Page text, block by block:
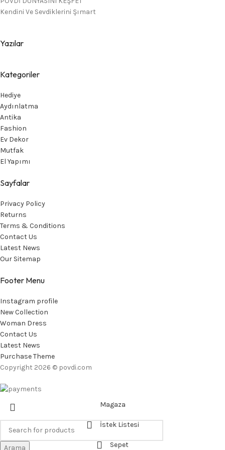
Kendini Ve Sevdiklerini Şımart
Yazılar
Kategoriler
Hediye
Aydınlatma
Antika
Fashion
Ev Dekor
Mutfak
El Yapımı
Sayfalar
Privacy Policy
Returns
Terms & Conditions
Contact Us
Latest News
Our Sitemap
Footer Menu
Instagram profile
New Collection
Woman Dress
Contact Us
Latest News
Purchase Theme
Copyright 2026 © povdi.com
Arama
Magaza
İstek Listesi
Sepet